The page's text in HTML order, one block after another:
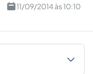
11/09/2014 às 10:10